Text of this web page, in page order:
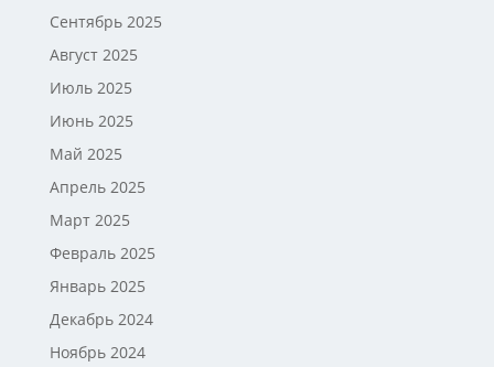
Сентябрь 2025
Август 2025
Июль 2025
Июнь 2025
Май 2025
Апрель 2025
Март 2025
Февраль 2025
Январь 2025
Декабрь 2024
Ноябрь 2024